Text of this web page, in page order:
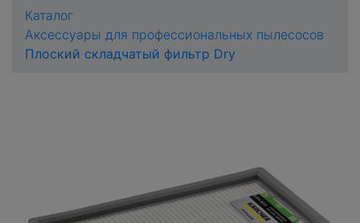
Каталог
Аксессуары для профессиональных пылесосов
Плоский складчатый фильтр Dry